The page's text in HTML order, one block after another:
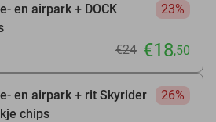
en airpark + DOCK
23%
€24 €18,50
en airpark + rit Skyrider
chips
26%